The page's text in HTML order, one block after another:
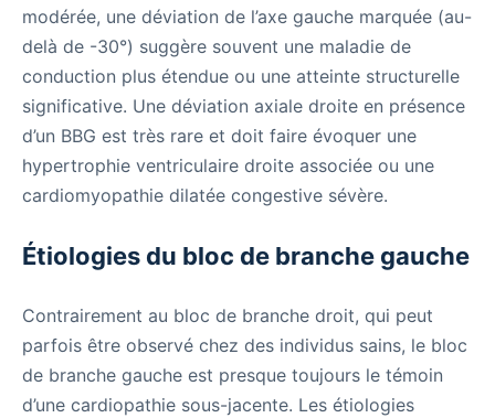
modérée, une déviation de l’axe gauche marquée (au-
delà de -30°) suggère souvent une maladie de
conduction plus étendue ou une atteinte structurelle
significative. Une déviation axiale droite en présence
d’un BBG est très rare et doit faire évoquer une
hypertrophie ventriculaire droite associée ou une
cardiomyopathie dilatée congestive sévère.
Étiologies du bloc de branche gauche
Contrairement au bloc de branche droit, qui peut
parfois être observé chez des individus sains, le bloc
de branche gauche est presque toujours le témoin
d’une cardiopathie sous-jacente. Les étiologies